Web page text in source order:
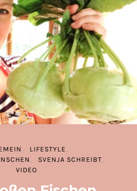
LIFESTYLE
SVENJA SCHREIBT
VIDEO